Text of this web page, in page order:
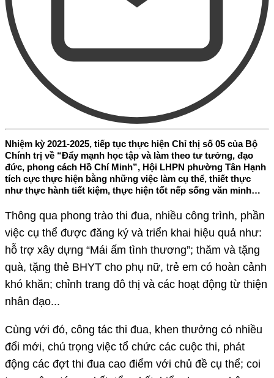
Nhiệm kỳ 2021-2025, tiếp tục thực hiện Chỉ thị số 05 của Bộ
Chính trị về “Đẩy mạnh học tập và làm theo tư tưởng, đạo
đức, phong cách Hồ Chí Minh”, Hội LHPN phường Tân Hạnh
tích cực thực hiện bằng những việc làm cụ thể, thiết thực
như thực hành tiết kiệm, thực hiện tốt nếp sống văn minh…
Thông qua phong trào thi đua, nhiều công trình, phần
việc cụ thể được đăng ký và triển khai hiệu quả như:
hỗ trợ xây dựng “Mái ấm tình thương”; thăm và tặng
quà, tặng thẻ BHYT cho phụ nữ, trẻ em có hoàn cảnh
khó khăn; chỉnh trang đô thị và các hoạt động từ thiện
nhân đạo...
Cùng với đó, công tác thi đua, khen thưởng có nhiều
đổi mới, chú trọng việc tổ chức các cuộc thi, phát
động các đợt thi đua cao điểm với chủ đề cụ thể; coi